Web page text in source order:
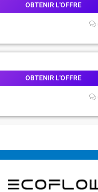
OBTENIR L'OFFRE
OBTENIR L'OFFRE